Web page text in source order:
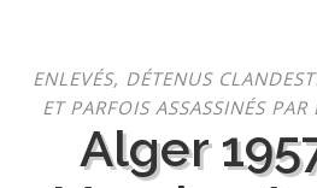
contenu
ENLEVÉS, DÉTENUS
ET PARFOIS ASSASSINÉS PAR
Alger